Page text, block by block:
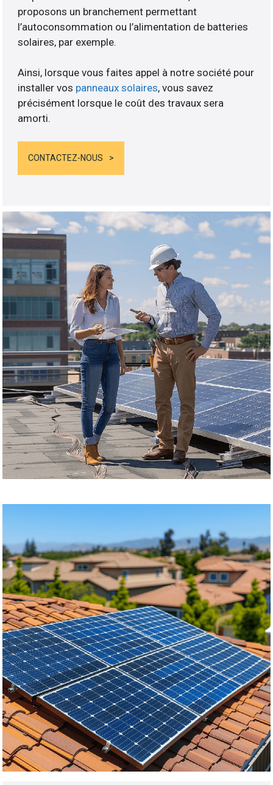
proposons un branchement permettant
l’autoconsommation ou l’alimentation de batteries
solaires, par exemple.
Ainsi, lorsque vous faites appel à notre société pour
installer vos panneaux solaires, vous savez
précisément lorsque le coût des travaux sera
amorti.
CONTACTEZ-NOUS